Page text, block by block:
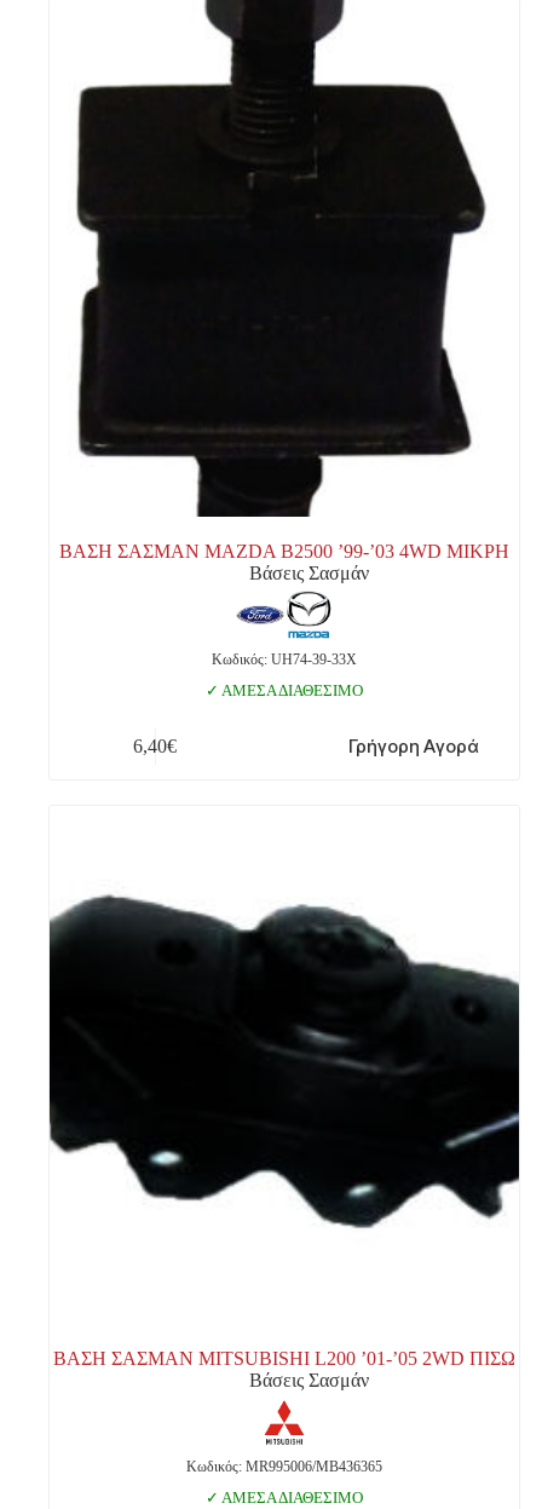
ΒΑΣΗ ΣΑΣΜΑΝ MAZDA Β2500 ’99-’03 4WD ΜΙΚΡΗ
Βάσεις Σασμάν
Κωδικός: UH74-39-33X
ΑΜΕΣΑ ΔΙΑΘΕΣΙΜΟ
6,40€ Γρήγορη Αγορά
ΒΑΣΗ ΣΑΣΜΑΝ MITSUBISHI L200 ’01-’05 2WD ΠΙΣΩ
Βάσεις Σασμάν
Κωδικός: MR995006/MB436365
ΑΜΕΣΑ ΔΙΑΘΕΣΙΜΟ